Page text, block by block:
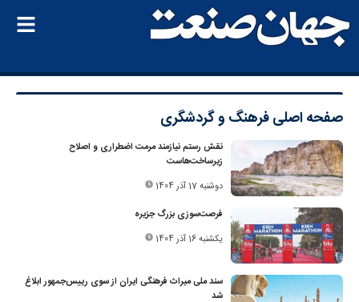
صفحه اصلیفرهنگ و گردشگری
نقش رستم نیازمند مرمت اضطراری و اصلاح
زیرساخت‌هاست
دوشنبه 17 آذر 1404
فرصت‌سوزی بزرگ جزیره
یکشنبه 16 آذر 1404
سند ملی میراث فرهنگی ایران از سوی رییس‌جمهور ابلاغ
شد